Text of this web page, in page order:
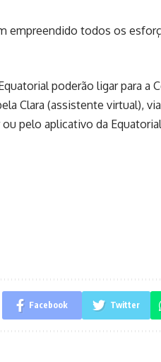
empreendido todos os
poderão ligar para a
Clara (assistente virtual),
pelo aplicativo da
Facebook Twitter